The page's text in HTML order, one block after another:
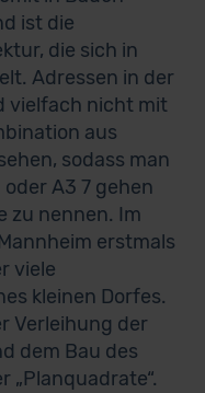
ist die
die sich in
Adressen in der
vielfach nicht mit
aus
sodass man
A3 7 gehen
zu nennen. Im
erstmals
viele
kleinen Dorfes.
Verleihung der
dem Bau des
„Planquadrate“.